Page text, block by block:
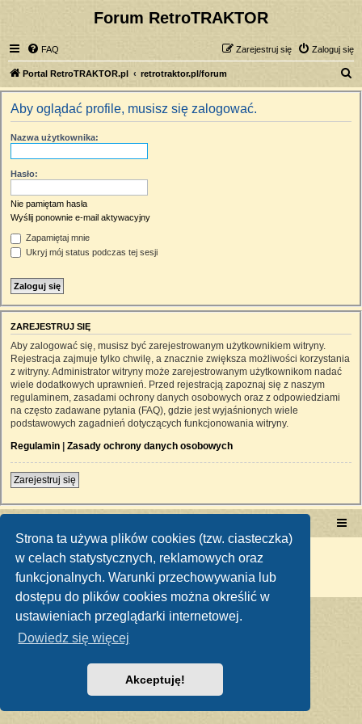
Strona ta używa plików cookies (tzw. ciasteczka)
w celach statystycznych, reklamowych oraz
funkcjonalnych. Warunki przechowywania lub
dostępu do plików cookies można określić w
ustawieniach przeglądarki internetowej.
Dowiedz się więcej
Akceptuję!
Forum RetroTRAKTOR
FAQ Zaloguj się
Zarejestruj się
Portal RetroTRAKTOR.pl retrotraktor.pl/forum
z
Aby oglądać profile, musisz się zalogować.
Nazwa użytkownika:
Hasło:
Nie pamiętam hasła
Wyślij ponownie e-mail aktywacyjny
Zapamiętaj mnie
Ukryj mój status podczas tej sesji
ZAREJESTRUJ SIĘ
Aby zalogować się, musisz być zarejestrowanym użytkownikiem witryny.
Rejestracja zajmuje tylko chwilę, a znacznie zwiększa możliwości korzystania
z witryny. Administrator witryny może zarejestrowanym użytkownikom nadać
wiele dodatkowych uprawnień. Przed rejestracją zapoznaj się z naszym
regulaminem, zasadami ochrony danych osobowych oraz z odpowiedziami
na często zadawane pytania (FAQ), gdzie jest wyjaśnionych wiele
podstawowych zagadnień dotyczących funkcjonowania witryny.
Regulamin | Zasady ochrony danych osobowych
Zarejestruj się
Technologię dostarcza phpBB ® Forum Software © phpBB Limited
Polski pakiet językowy dostarcza
Zasady ochrony danych osobowych|Regulamin